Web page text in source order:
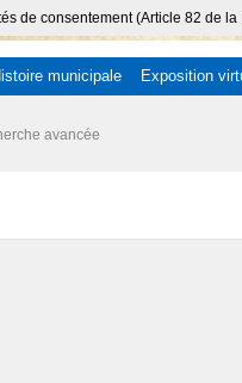
de consentement (Article 82 de
municipale Exposition
avancée